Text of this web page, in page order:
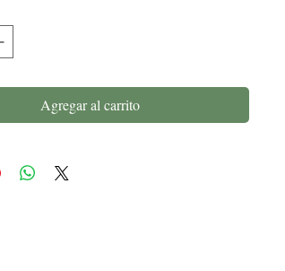
Agregar al carrito